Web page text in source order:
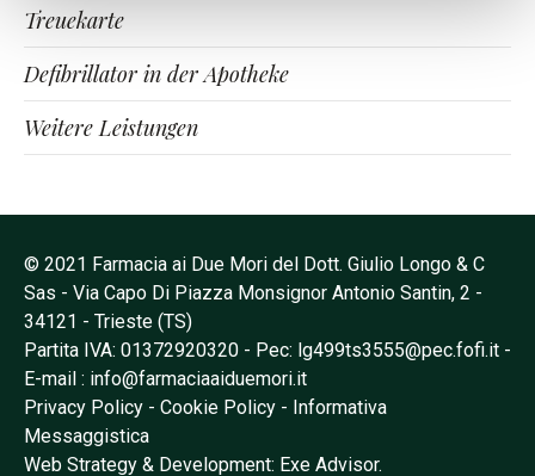
Treuekarte
Defibrillator in der Apotheke
Weitere Leistungen
© 2021 Farmacia ai Due Mori del Dott. Giulio Longo & C
Sas - Via Capo Di Piazza Monsignor Antonio Santin, 2 -
34121 - Trieste (TS)
Partita IVA: 01372920320 - Pec: lg499ts3555@pec.fofi.it -
E-mail : info@farmaciaaiduemori.it
Privacy Policy - Cookie Policy - Informativa
Messaggistica
Web Strategy & Development: Exe Advisor.